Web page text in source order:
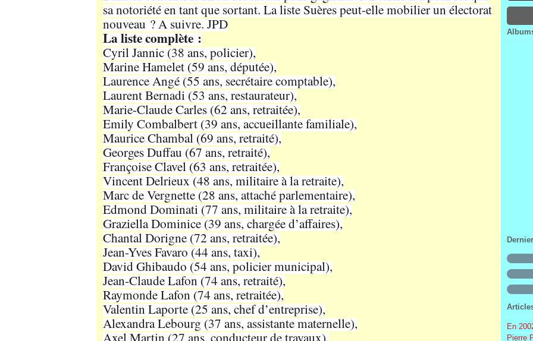
sa notoriété en tant que sortant. La liste Suères peut-elle mobilier un électorat
nouveau ? A suivre. JPD
La liste complète :
Cyril Jannic (38 ans, policier),
Marine Hamelet (59 ans, députée),
Laurence Angé (55 ans, secrétaire comptable),
Laurent Bernadi (53 ans, restaurateur),
Marie-Claude Carles (62 ans, retraitée),
Emily Combalbert (39 ans, accueillante familiale),
Maurice Chambal (69 ans, retraité),
Georges Duffau (67 ans, retraité),
Françoise Clavel (63 ans, retraitée),
Vincent Delrieux (48 ans, militaire à la retraite),
Marc de Vergnette (28 ans, attaché parlementaire),
Edmond Dominati (77 ans, militaire à la retraite),
Graziella Dominice (39 ans, chargée d’affaires),
Chantal Dorigne (72 ans, retraitée),
Jean-Yves Favaro (44 ans, taxi),
David Ghibaudo (54 ans, policier municipal),
Jean-Claude Lafon (74 ans, retraité),
Raymonde Lafon (74 ans, retraitée),
Valentin Laporte (25 ans, chef d’entreprise),
Alexandra Lebourg (37 ans, assistante maternelle),
Axel Martin (27 ans, conducteur de travaux),
En
Pierre